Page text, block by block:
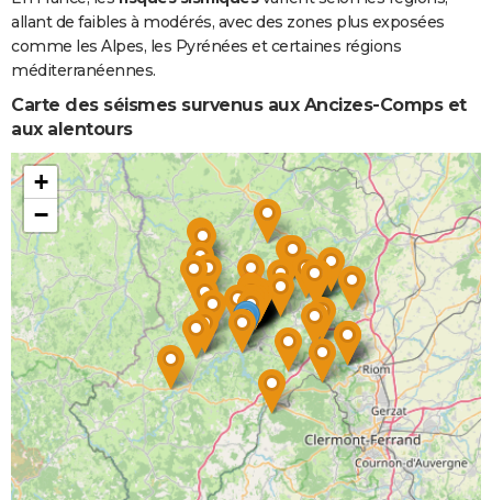
allant de faibles à modérés, avec des zones plus exposées
comme les Alpes, les Pyrénées et certaines régions
méditerranéennes.
Carte des séismes survenus aux Ancizes-Comps et
aux alentours
+
−